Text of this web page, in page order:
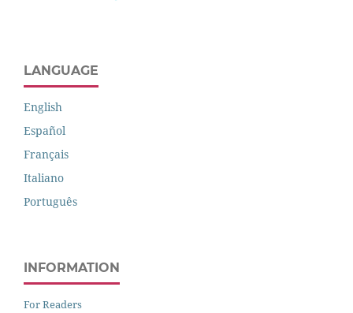
LANGUAGE
English
Español
Français
Italiano
Português
INFORMATION
For Readers